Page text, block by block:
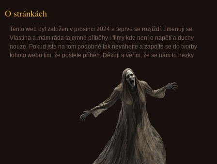
O stránkách
Tento web byl založen v prosinci 2024 a teprve se rozjíždí. Jmenuji se
Vlastina a mám ráda tajemné příběhy i filmy kde není o napětí a duchy
nouze. Pokud jste na tom podobně tak neváhejte a zapojte se do tvorby
tohoto webu tím, že pošlete příběh. Děkuji a věřím, že se nám to hezky